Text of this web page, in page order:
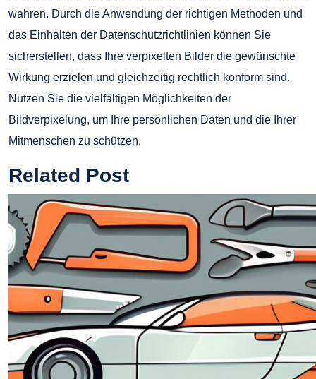
wahren. Durch die Anwendung der richtigen Methoden und
das Einhalten der Datenschutzrichtlinien können Sie
sicherstellen, dass Ihre verpixelten Bilder die gewünschte
Wirkung erzielen und gleichzeitig rechtlich konform sind.
Nutzen Sie die vielfältigen Möglichkeiten der
Bildverpixelung, um Ihre persönlichen Daten und die Ihrer
Mitmenschen zu schützen.
Related Post